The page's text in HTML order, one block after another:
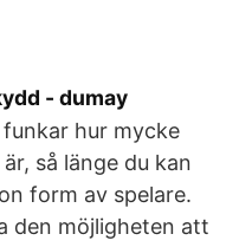
- dumay
hur mycke
så länge du kan
form av spelare.
den möjligheten att